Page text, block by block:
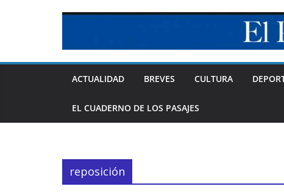
ACTUALIDAD BREVES CULTURA
EL CUADERNO DE LOS PASAJES
reposición